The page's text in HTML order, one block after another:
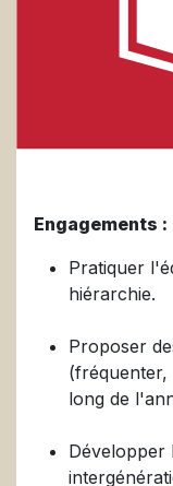
Engagements :
Pratiquer
hiérarchie.
Proposer
long de
Développer